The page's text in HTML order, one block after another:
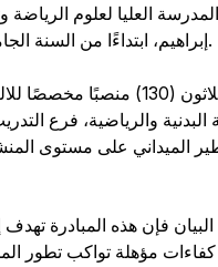
العليا لعلوم الرياضة
إبراهيم، ابتداءًا من السنة الجامعية 2025-2026.
البدنية والرياضية، فرع
الميداني على مستوى
فإن هذه المبادرة
مؤهلة تواكب تطور